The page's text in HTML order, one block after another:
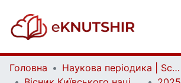
Головна
Наукова періодика | Scientific periodicals